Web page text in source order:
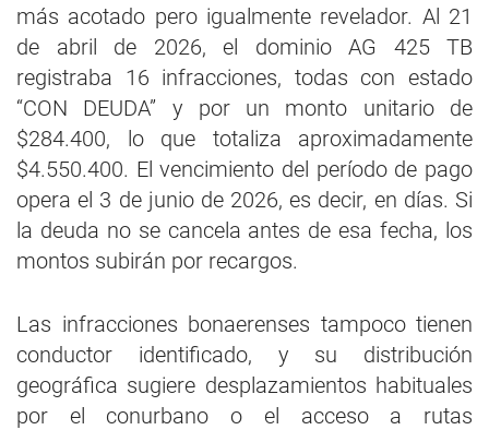
más acotado pero igualmente revelador. Al 21
de abril de 2026, el dominio AG 425 TB
registraba 16 infracciones, todas con estado
“CON DEUDA” y por un monto unitario de
$284.400, lo que totaliza aproximadamente
$4.550.400. El vencimiento del período de pago
opera el 3 de junio de 2026, es decir, en días. Si
la deuda no se cancela antes de esa fecha, los
montos subirán por recargos.
Las infracciones bonaerenses tampoco tienen
conductor identificado, y su distribución
geográfica sugiere desplazamientos habituales
por el conurbano o el acceso a rutas